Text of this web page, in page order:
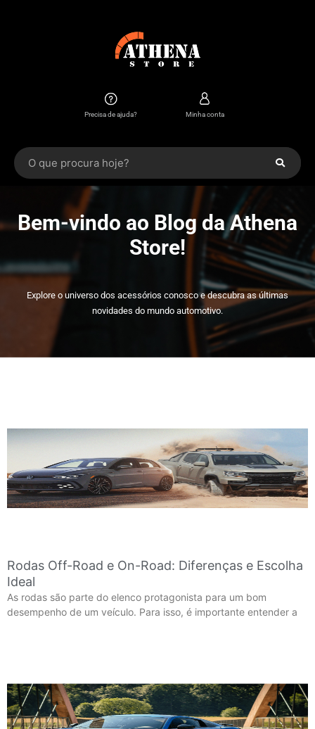
Precisa de ajuda? Minha conta
Bem-vindo ao Blog da Athena
Store!
Explore o universo dos acessórios conosco e descubra as últimas
novidades do mundo automotivo.
Rodas Off-Road e On-Road: Diferenças e Escolha
Ideal
As rodas são parte do elenco protagonista para um bom
desempenho de um veículo. Para isso, é importante entender a